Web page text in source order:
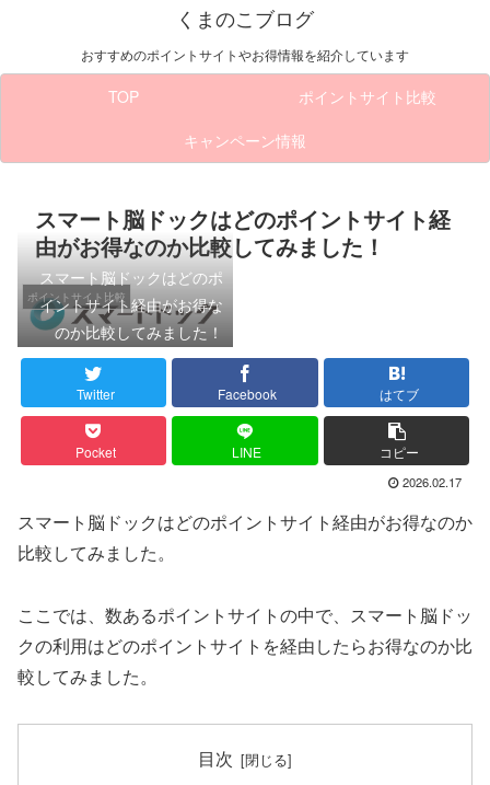
くまのこブログ
おすすめのポイントサイトやお得情報を紹介しています
TOP
ポイントサイト比較
キャンペーン情報
スマート脳ドックはどのポイントサイト経
由がお得なのか比較してみました！
ポイントサイト比較
スマート脳ドックはどのポ
イントサイト経由がお得な
のか比較してみました！
Twitter Facebook はてブ
Pocket LINE コピー
2026.02.17
スマート脳ドックはどのポイントサイト経由がお得なのか
比較してみました。
ここでは、数あるポイントサイトの中で、スマート脳ドッ
クの利用はどのポイントサイトを経由したらお得なのか比
較してみました。
目次